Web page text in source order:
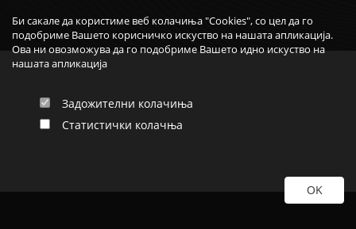
Би сакале да користиме веб колачиња "Cookies", со цел да го
подобриме Вашето корисничко искуство на нашата апликација.
Ова ни овозможува да го подобриме Вашето идно искуство на
нашата апликација
Задожителни колачиња
Статистички колачња